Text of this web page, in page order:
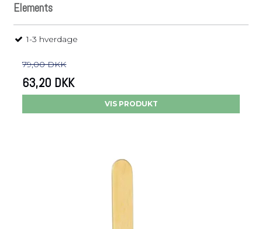
Elements
1-3 hverdage
79,00 DKK
63,20 DKK
VIS PRODUKT